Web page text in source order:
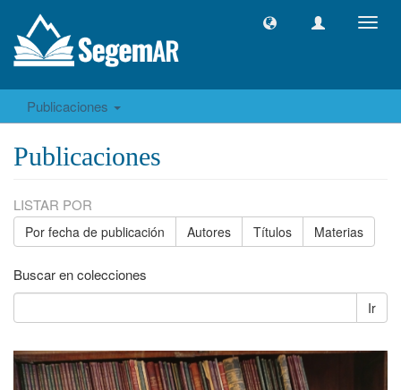
Publicaciones
Publicaciones
LISTAR POR
Por fecha de publicación Autores Títulos Materias
Buscar en colecciones
Ir